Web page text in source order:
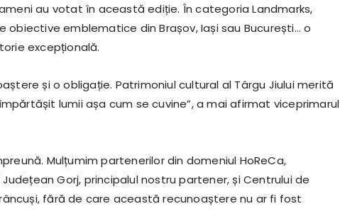
au votat în această ediție. În categoria Landmarks,
obiective emblematice din Brașov, Iași sau București… o
excepțională.
și o obligație. Patrimoniul cultural al Târgu Jiului merită
lumii așa cum se cuvine”, a mai afirmat viceprimarul
Mulțumim partenerilor din domeniul HoReCa,
Gorj, principalul nostru partener, și Centrului de
fără de care această recunoaștere nu ar fi fost